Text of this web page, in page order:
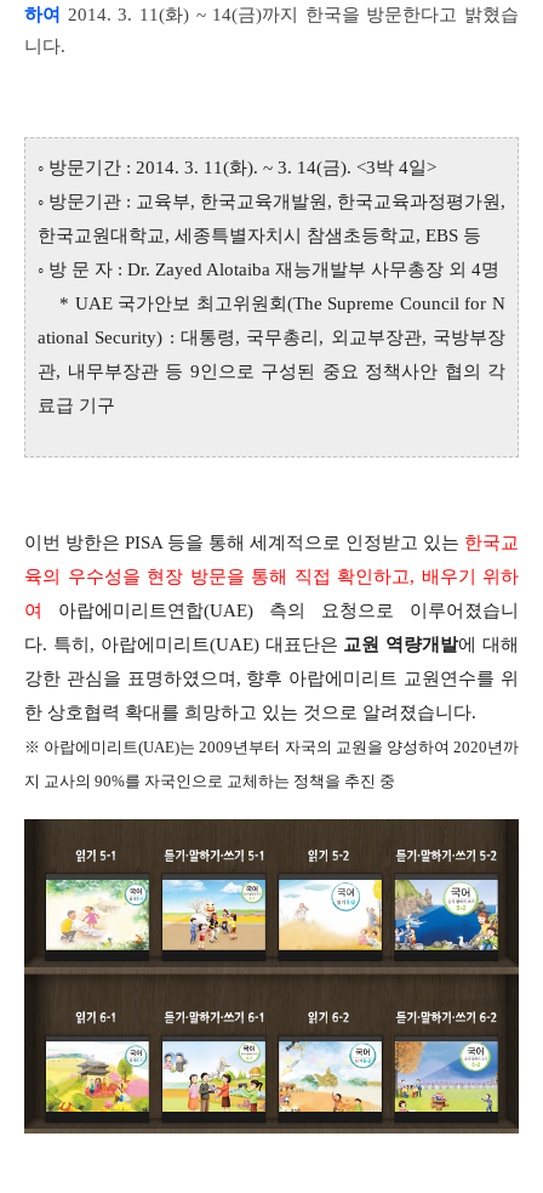
하여
2014. 3. 11(화) ~ 14(금)까지 한국을 방문한다고 밝혔습
니다.
◦ 방문기간 : 2014. 3. 11(화). ~ 3. 14(금). <3박 4일>
◦ 방문기관 : 교육부, 한국교육개발원, 한국교육과정평가원,
한국교원대학교, 세종특별자치시 참샘초등학교, EBS 등
◦ 방 문 자 : Dr. Zayed Alotaiba 재능개발부 사무총장 외 4명
* UAE 국가안보 최고위원회(The Supreme Council for N
ational Security) : 대통령, 국무총리, 외교부장관, 국방부장
관, 내무부장관 등 9인으로 구성된 중요 정책사안 협의 각
료급 기구
이번 방한은 PISA 등을 통해 세계적으로 인정받고 있는 한국교
육의 우수성을 현장 방문을 통해 직접 확인하고, 배우기 위하
여
아랍에미리트연합(UAE) 측의 요청으로 이루어졌습니
다. 특히, 아랍에미리트(UAE) 대표단은 교원 역량개발에 대해
강한 관심을 표명하였으며, 향후 아랍에미리트 교원연수를 위
한 상호협력 확대를 희망하고 있는 것으로 알려졌습니다.
※ 아랍에미리트(UAE)는 2009년부터 자국의 교원을 양성하여 2020년까
지 교사의 90%를 자국인으로 교체하는 정책을 추진 중